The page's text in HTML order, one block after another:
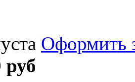
Оформить
руб